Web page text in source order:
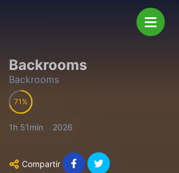
Backrooms
Backrooms
71
1h 51min 2026
Compartir